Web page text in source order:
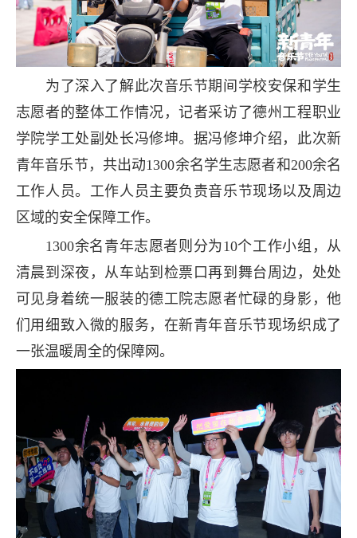
为了深入了解此次音乐节期间学校安保和学生
志愿者的整体工作情况，记者采访了德州工程职业
学院学工处副处长冯修坤。据冯修坤介绍，此次新
青年音乐节，共出动1300余名学生志愿者和200余名
工作人员。工作人员主要负责音乐节现场以及周边
区域的安全保障工作。
1300余名青年志愿者则分为10个工作小组，从
清晨到深夜，从车站到检票口再到舞台周边，处处
可见身着统一服装的德工院志愿者忙碌的身影，他
们用细致入微的服务，在新青年音乐节现场织成了
一张温暖周全的保障网。